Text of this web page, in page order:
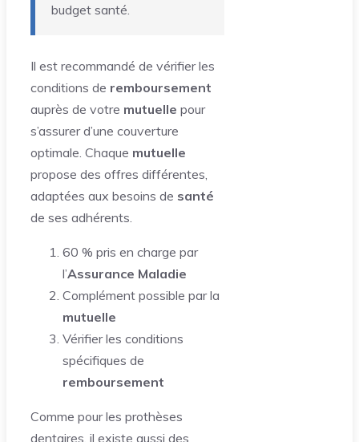
budget santé.
Il est recommandé de vérifier les
conditions de remboursement
auprès de votre mutuelle pour
s’assurer d’une couverture
optimale. Chaque mutuelle
propose des offres différentes,
adaptées aux besoins de santé
de ses adhérents.
60 % pris en charge par
l’Assurance Maladie
Complément possible par la
mutuelle
Vérifier les conditions
spécifiques de
remboursement
Comme pour les prothèses
dentaires, il existe aussi des